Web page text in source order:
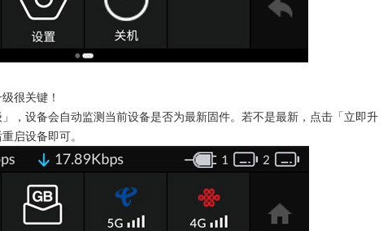
很关键！
，设备会自动监测当前设备是否为最新固件。若不是最新，点击「立即升
启设备即可。